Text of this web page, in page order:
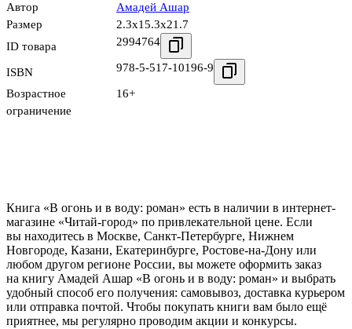
Автор
Амадей Ашар
Размер
2.3x15.3x21.7
ID товара
2994764
ISBN 978-5-517-10196-9
Возрастное
ограничение
16+
Книга «В огонь и в воду: роман» есть в наличии в интернет-
магазине «Читай-город» по привлекательной цене. Если
вы находитесь в Москве, Санкт-Петербурге, Нижнем
Новгороде, Казани, Екатеринбурге, Ростове-на-Дону или
любом другом регионе России, вы можете оформить заказ
на книгу Амадей Ашар «В огонь и в воду: роман» и выбрать
удобный способ его получения: самовывоз, доставка курьером
или отправка почтой. Чтобы покупать книги вам было ещё
приятнее, мы регулярно проводим акции и конкурсы.